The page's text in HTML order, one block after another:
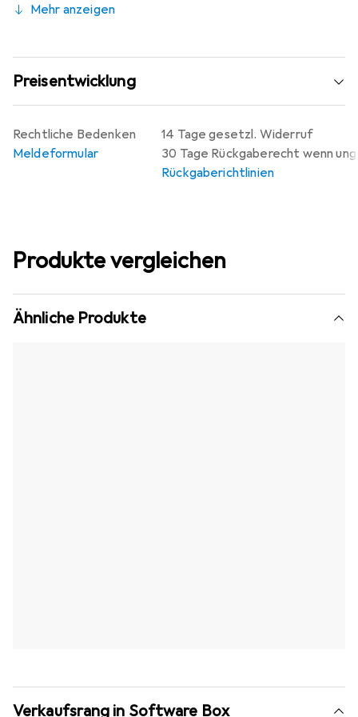
Mehr anzeigen
Preisentwicklung
14 Tage gesetzl. Widerruf
30 Tage Rückgaberecht wenn
Rückgaberichtlinien
Rechtliche Bedenken
Meldeformular
Produkte vergleichen
Ähnliche Produkte
Verkaufsrang in Software Box